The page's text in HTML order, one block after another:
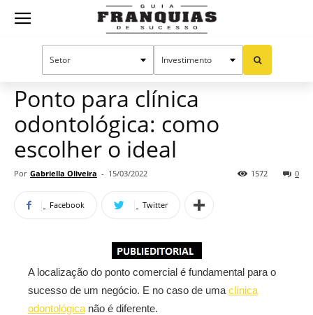
Guia
Mercado de franquias Publieditorial
Ponto para clínica
odontológica: como
escolher o ideal
Por Gabriella Oliveira - 15/03/2022 0
1572
Facebook Twitter
A localização do ponto comercial é fundamental para o
sucesso de um negócio. E no caso de uma clínica
odontológica não é diferente.